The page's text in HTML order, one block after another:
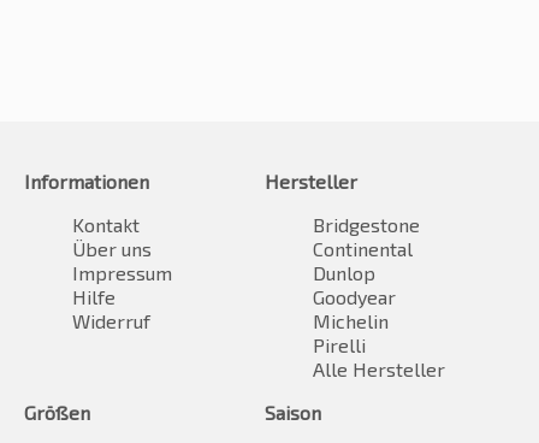
Informationen
Kontakt
Über uns
Impressum
Hilfe
Widerruf
Hersteller
Bridgestone
Continental
Dunlop
Goodyear
Michelin
Pirelli
Alle Hersteller
Größen
Saison